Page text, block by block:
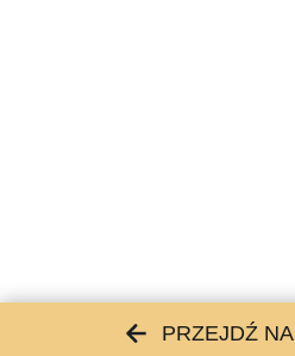
PRZEJDŹ NA